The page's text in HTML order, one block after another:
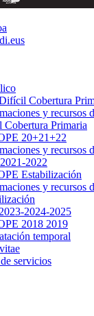
Cobertura
y recursos
Primaria
20+21+22
y recursos
2022
Estabilización
y recursos
2024-2025
2018 2019
temporal
servicios